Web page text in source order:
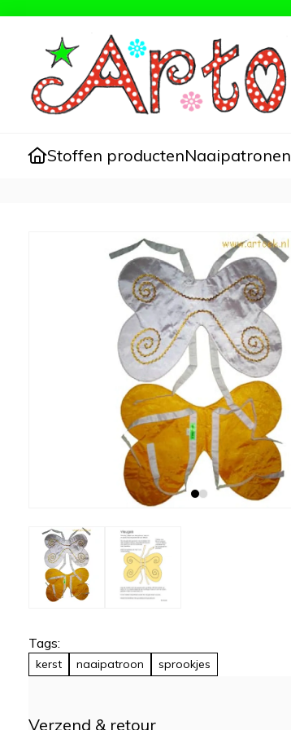
Stoffen productenNaaipatronen
Tags:
kerst naaipatroon sprookjes
Verzend & retour